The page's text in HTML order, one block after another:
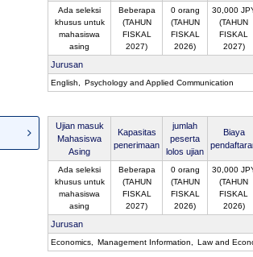
Ada seleksi
khusus untuk
mahasiswa
asing
Beberapa
(TAHUN
FISKAL
2027)
0 orang
(TAHUN
FISKAL
2026)
30,000
(TAHUN
FISKAL
2027)
Jurusan
English Psychology and Applied Communication
Ujian masuk
Mahasiswa
Asing
Kapasitas
penerimaan
jumlah
peserta
lolos ujian
Biaya
Ada seleksi
khusus untuk
mahasiswa
asing
Beberapa
(TAHUN
FISKAL
2027)
0 orang
(TAHUN
FISKAL
2026)
30,000
(TAHUN
FISKAL
2026)
Jurusan
Economics Management Information Law and